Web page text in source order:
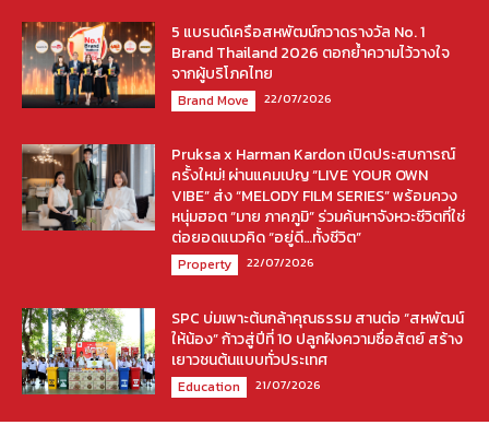
5 แบรนด์เครือสหพัฒน์กวาดรางวัล No. 1
Brand Thailand 2026 ตอกย้ำความไว้วางใจ
จากผู้บริโภคไทย
Brand Move 22/07/2026
Pruksa x Harman Kardon เปิดประสบการณ์
ครั้งใหม่! ผ่านแคมเปญ “LIVE YOUR OWN
VIBE” ส่ง “MELODY FILM SERIES” พร้อมควง
หนุ่มฮอต “มาย ภาคภูมิ” ร่วมค้นหาจังหวะชีวิตที่ใช่
ต่อยอดแนวคิด “อยู่ดี…ทั้งชีวิต”
Property 22/07/2026
SPC บ่มเพาะต้นกล้าคุณธรรม สานต่อ “สหพัฒน์
ให้น้อง” ก้าวสู่ปีที่ 10 ปลูกฝังความซื่อสัตย์ สร้าง
เยาวชนต้นแบบทั่วประเทศ
Education 21/07/2026